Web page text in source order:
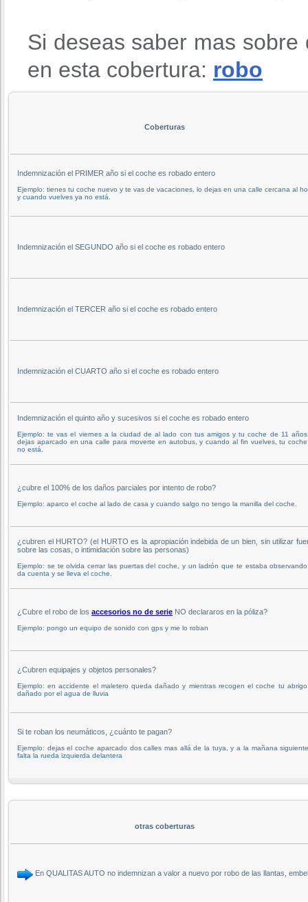
Si deseas saber mas
en esta cobertura: robo
Coberturas
Indemnización el PRIMER año si el coche es robado entero
Ejemplo: tienes tu coche nuevo y te vas de vacaciones, lo dejas en una calle cercana al
y cuando vuelves ya no está.
Indemnización el SEGUNDO año si el coche es robado entero
Indemnización el TERCER año si el coche es robado entero
Indemnización el CUARTO año si el coche es robado entero
Indemnización el quinto año y sucesivos si el coche es robado entero
Ejemplo: te vas el viernes a la ciudad de al lado con tus amigos y tu coche de 11
dejas aparcado en una calle para moverte en autobus, y cuando al fin vuelves, tu
no está.
¿cubre el 100% de los daños parciales por intento de robo?
Ejemplo: aparco el coche al lado de casa y cuando salgo no tengo la manilla del coche.
¿cubren el HURTO? (el HURTO es la apropiación indebida de un bien, sin utilizar
sobre las cosas, o intimidación sobre las personas)
Ejemplo: se te olvida cerrar las puertas del coche, y un ladrón que te estaba
da cuenta y se lleva el coche.
¿Cubre el robo de los accesorios no de serie NO declararos en la póliza?
Ejemplo: pongo un equipo de sonido con gps y me lo roban
¿Cubren equipajes y objetos personales?
Ejemplo: en accidente el maletero queda dañado y mientras recogen el coche tu
dañado por el agua de lluvia
Si te roban los neumáticos, ¿cuánto te pagan?
Ejemplo: dejas el coche aparcado dos calles mas allá de la tuya, y a la mañana
falta la rueda izquierda delantera
otras coberturas
En QUALITAS AUTO no indemnizan a valor a nuevo por robo de las llantas,